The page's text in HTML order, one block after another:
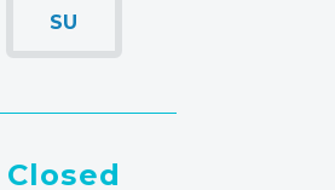
SU
Closed